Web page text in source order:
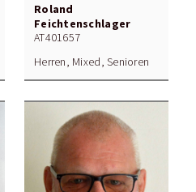
Roland
Feichtenschlager
AT401657
Herren, Mixed, Senioren